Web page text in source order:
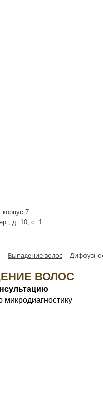
корпус 7
д. 10, с. 1
Выпадение волос
ВОЛОС
микродиагностику